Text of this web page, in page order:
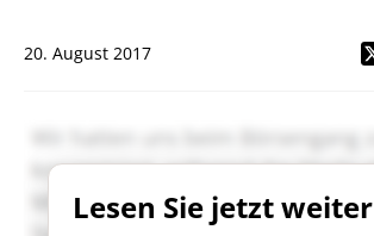
20. August 2017
Lesen Sie jetzt weiter